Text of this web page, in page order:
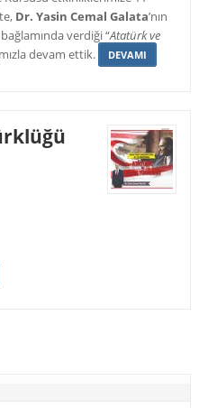
Dr. Yasin Cemal Galata’nın
bağlamında verdiği “Atatürk ve
devam ettik. DEVAMI